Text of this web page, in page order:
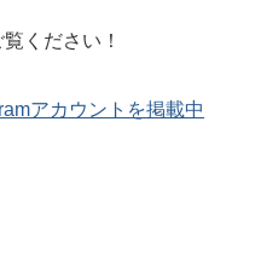
ください！
アカウントを掲載中